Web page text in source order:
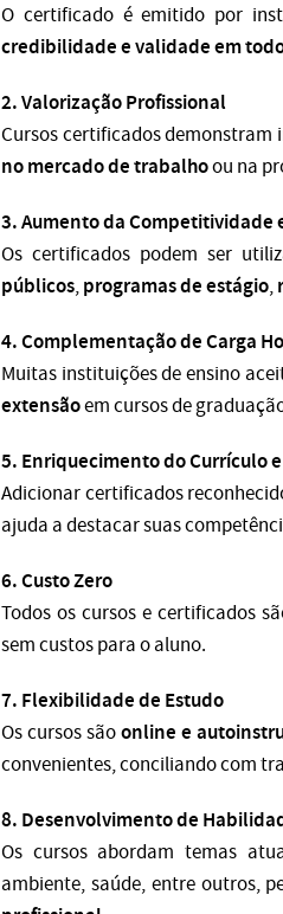
O certificado é emitido por
credibilidade e validade em
2. Valorização Profissional
Cursos certificados demonstram
no mercado de trabalhoou na
3. Aumento da Competitividade
Os certificados podem ser
públicos,programas de estágio,
4. Complementação de Carga
Muitas instituições de ensino
extensãoem cursos de
5. Enriquecimento do Currículo
Adicionar certificados
ajuda a destacar suas
6. Custo Zero
Todos os cursos e certificados
sem custos para o aluno.
7. Flexibilidade de Estudo
Os cursos sãoonline e
convenientes, conciliando com
8. Desenvolvimento de
Os cursos abordam temas
ambiente, saúde, entre outros,